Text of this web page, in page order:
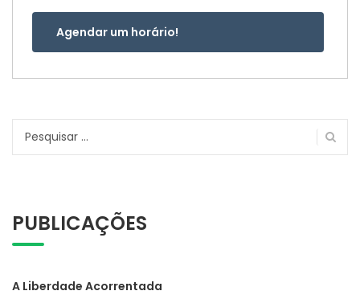
Agendar um horário!
Pesquisar
PUBLICAÇÕES
A Liberdade Acorrentada